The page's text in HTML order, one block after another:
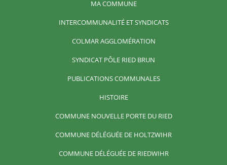
MA COMMUNE
INTERCOMMUNALITÉ ET SYNDICATS
COLMAR AGGLOMÉRATION
SYNDICAT PÔLE RIED BRUN
PUBLICATIONS COMMUNALES
HISTOIRE
COMMUNE NOUVELLE PORTE DU RIED
COMMUNE DÉLÉGUÉE DE HOLTZWIHR
COMMUNE DÉLÉGUÉE DE RIEDWIHR